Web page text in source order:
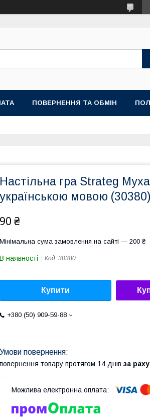
ПОВЕРНЕННЯ ТА ОБМІН
Настільна гра Strateg
українською мовою (30380)
90 ₴
Мінімальна сума замовлення на сайті — 200 ₴
В наявності Код: 30380
Купити
+380 (50) 909-59-88
повернення товару протягом 14 днів за